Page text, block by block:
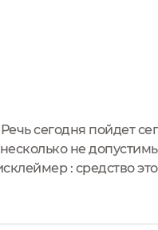
сегодня пойдет
не
: средство это